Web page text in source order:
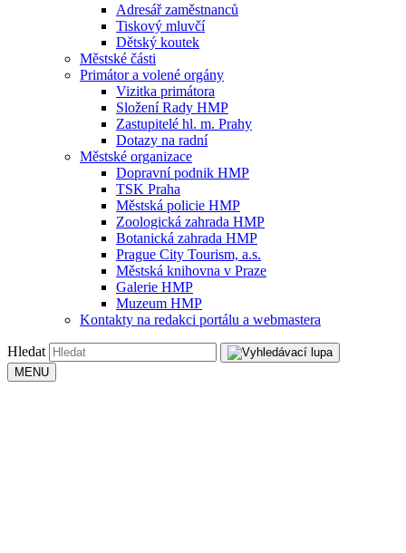
Adresář zaměstnanců
Tiskový mluvčí
Dětský koutek
Městské části
Primátor a volené orgány
Vizitka primátora
Složení Rady HMP
Zastupitelé hl. m. Prahy
Dotazy na radní
Městské organizace
Dopravní podnik HMP
TSK Praha
Městská policie HMP
Zoologická zahrada HMP
Botanická zahrada HMP
Prague City Tourism, a.s.
Městská knihovna v Praze
Galerie HMP
Muzeum HMP
Kontakty na redakci portálu a webmastera
Hledat
MENU